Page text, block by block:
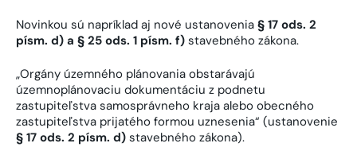
Novinkou sú napríklad aj nové ustanovenia § 17 ods. 2
písm. d) a § 25 ods. 1 písm. f) stavebného zákona.
„Orgány územného plánovania obstarávajú
územnoplánovaciu dokumentáciu z podnetu
zastupiteľstva samosprávneho kraja alebo obecného
zastupiteľstva prijatého formou uznesenia“ (ustanovenie
§ 17 ods. 2 písm. d) stavebného zákona).